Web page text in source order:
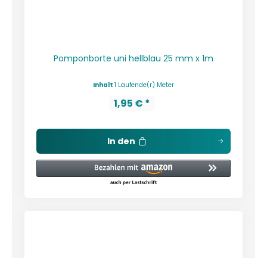
Pomponborte uni hellblau 25 mm x 1m
Inhalt 1 Laufende(r) Meter
1,95 € *
In den